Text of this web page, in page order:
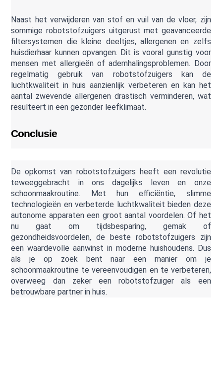
Naast het verwijderen van stof en vuil van de vloer, zijn
sommige robotstofzuigers uitgerust met geavanceerde
filtersystemen die kleine deeltjes, allergenen en zelfs
huisdierhaar kunnen opvangen. Dit is vooral gunstig voor
mensen met allergieën of ademhalingsproblemen. Door
regelmatig gebruik van robotstofzuigers kan de
luchtkwaliteit in huis aanzienlijk verbeteren en kan het
aantal zwevende allergenen drastisch verminderen, wat
resulteert in een gezonder leefklimaat.
Conclusie
De opkomst van robotstofzuigers heeft een revolutie
teweeggebracht in ons dagelijks leven en onze
schoonmaakroutine. Met hun efficiëntie, slimme
technologieën en verbeterde luchtkwaliteit bieden deze
autonome apparaten een groot aantal voordelen. Of het
nu gaat om tijdsbesparing, gemak of
gezondheidsvoordelen, de beste robotstofzuigers zijn
een waardevolle aanwinst in moderne huishoudens. Dus
als je op zoek bent naar een manier om je
schoonmaakroutine te vereenvoudigen en te verbeteren,
overweeg dan zeker een robotstofzuiger als een
betrouwbare partner in huis.